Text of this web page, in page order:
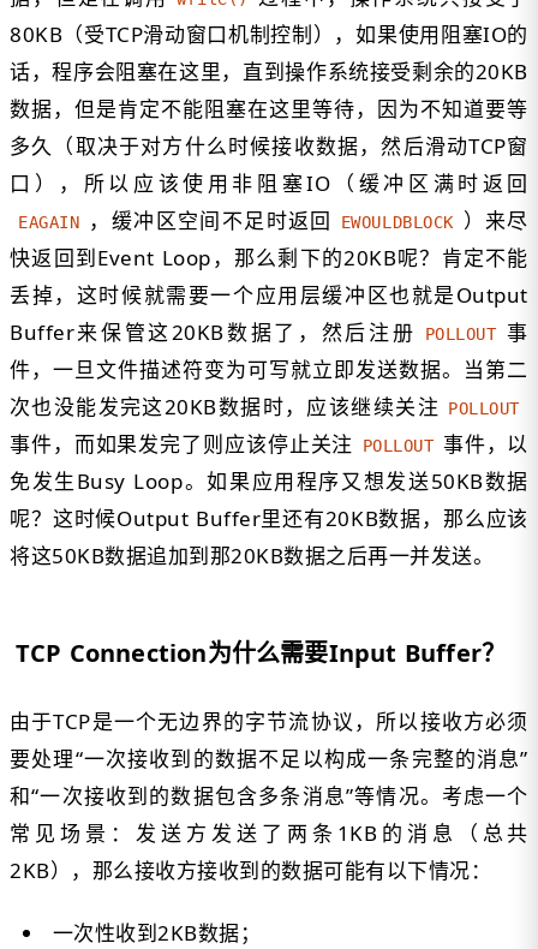
80KB（受TCP滑动窗口机制控制），如果使用阻塞IO的
话，程序会阻塞在这里，直到操作系统接受剩余的20KB
数据，但是肯定不能阻塞在这里等待，因为不知道要等
多久（取决于对方什么时候接收数据，然后滑动TCP窗
口），所以应该使用非阻塞IO（缓冲区满时返回
EAGAIN ，缓冲区空间不足时返回 EWOULDBLOCK
）来尽
快返回到Event Loop，那么剩下的20KB呢？肯定不能
丢掉，这时候就需要一个应用层缓冲区也就是Output
Buffer来保管这20KB数据了，然后注册
POLLOUT 事
件，一旦文件描述符变为可写就立即发送数据。当第二
次也没能发完这20KB数据时，应该继续关注
POLLOUT
事件，而如果发完了则应该停止关注 POLLOUT 事件，以
免发生Busy Loop。如果应用程序又想发送50KB数据
呢？这时候Output Buffer里还有20KB数据，那么应该
将这50KB数据追加到那20KB数据之后再一并发送。
TCP Connection为什么需要Input Buffer？
由于TCP是一个无边界的字节流协议，所以接收方必须
要处理“一次接收到的数据不足以构成一条完整的消息”
和“一次接收到的数据包含多条消息”等情况。考虑一个
常见场景：发送方发送了两条1KB的消息（总共
2KB），那么接收方接收到的数据可能有以下情况：
一次性收到2KB数据；